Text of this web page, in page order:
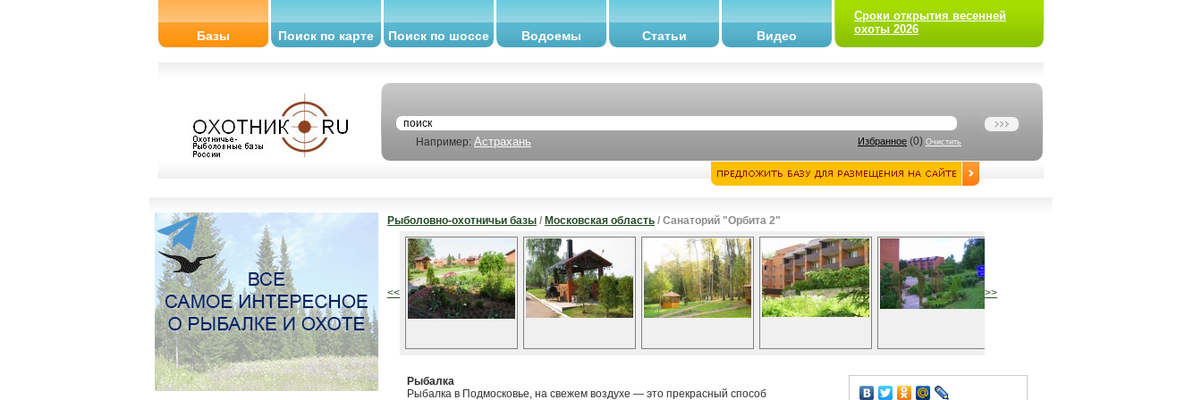
Базы Поиск по карте Поиск по шоссе Водоемы Статьи Видео
Сроки открытия весенней
охоты 2026
Например: Астрахань Избранное (0) Очистить
Рыболовно-охотничьи базы / Московская область / Санаторий "Орбита 2"
<< >>
Рыбалка
Рыбалка в Подмосковье, на свежем воздухе — это прекрасный способ